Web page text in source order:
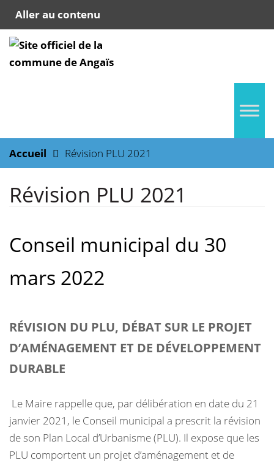
Aller au contenu
Accueil Révision PLU 2021
Révision PLU 2021
Conseil municipal du 30
mars 2022
RÉVISION DU PLU, DÉBAT SUR LE PROJET
D’AMÉNAGEMENT ET DE DÉVELOPPEMENT
DURABLE
Le Maire rappelle que, par délibération en date du 21
janvier 2021, le Conseil municipal a prescrit la révision
de son Plan Local d’Urbanisme (PLU). Il expose que les
PLU comportent un projet d’aménagement et de